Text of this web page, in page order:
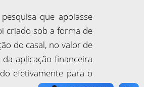
que apoiasse
criado sob a forma de
do casal, no valor de
aplicação financeira
efetivamente para o